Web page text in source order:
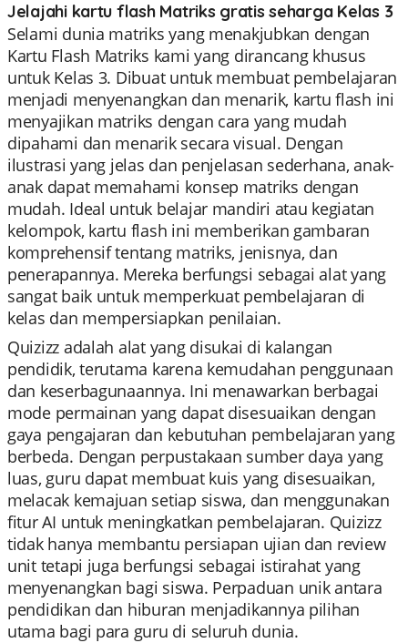
Jelajahi kartu flash Matriks gratis seharga Kelas 3
Selami dunia matriks yang menakjubkan dengan
Kartu Flash Matriks kami yang dirancang khusus
untuk Kelas 3. Dibuat untuk membuat pembelajaran
menjadi menyenangkan dan menarik, kartu flash ini
menyajikan matriks dengan cara yang mudah
dipahami dan menarik secara visual. Dengan
ilustrasi yang jelas dan penjelasan sederhana, anak-
anak dapat memahami konsep matriks dengan
mudah. Ideal untuk belajar mandiri atau kegiatan
kelompok, kartu flash ini memberikan gambaran
komprehensif tentang matriks, jenisnya, dan
penerapannya. Mereka berfungsi sebagai alat yang
sangat baik untuk memperkuat pembelajaran di
kelas dan mempersiapkan penilaian.
Quizizz adalah alat yang disukai di kalangan
pendidik, terutama karena kemudahan penggunaan
dan keserbagunaannya. Ini menawarkan berbagai
mode permainan yang dapat disesuaikan dengan
gaya pengajaran dan kebutuhan pembelajaran yang
berbeda. Dengan perpustakaan sumber daya yang
luas, guru dapat membuat kuis yang disesuaikan,
melacak kemajuan setiap siswa, dan menggunakan
fitur AI untuk meningkatkan pembelajaran. Quizizz
tidak hanya membantu persiapan ujian dan review
unit tetapi juga berfungsi sebagai istirahat yang
menyenangkan bagi siswa. Perpaduan unik antara
pendidikan dan hiburan menjadikannya pilihan
utama bagi para guru di seluruh dunia.